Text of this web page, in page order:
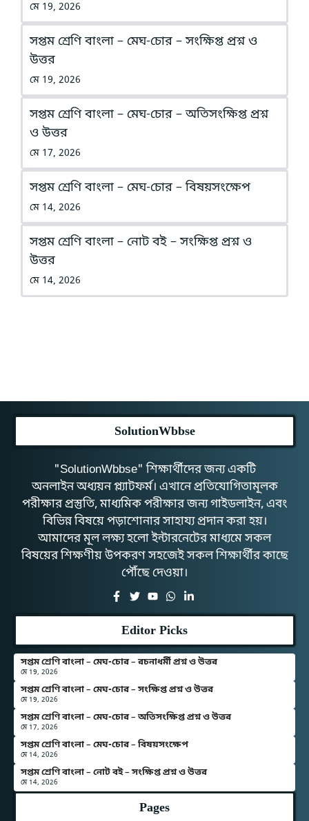
মে 19, 2026
সপ্তম শ্রেণি বাংলা – মেঘ-চোর – সংক্ষিপ্ত প্রশ্ন ও
উত্তর
মে 19, 2026
সপ্তম শ্রেণি বাংলা – মেঘ-চোর – অতিসংক্ষিপ্ত প্রশ্ন
ও উত্তর
মে 17, 2026
সপ্তম শ্রেণি বাংলা – মেঘ-চোর – বিষয়সংক্ষেপ
মে 14, 2026
সপ্তম শ্রেণি বাংলা – নোট বই – সংক্ষিপ্ত প্রশ্ন ও
উত্তর
মে 14, 2026
SolutionWbbse
"SolutionWbbse" শিক্ষার্থীদের জন্য একটি
অনলাইন অধ্যয়ন প্ল্যাটফর্ম। এখানে প্রতিযোগিতামূলক
পরীক্ষার প্রস্তুতি, মাধ্যমিক পরীক্ষার জন্য গাইডলাইন, এবং
বিভিন্ন বিষয়ে পড়াশোনার সাহায্য প্রদান করা হয়।
আমাদের মূল লক্ষ্য হলো ইন্টারনেটের মাধ্যমে সকল
বিষয়ের শিক্ষণীয় উপকরণ সহজেই সকল শিক্ষার্থীর কাছে
পৌঁছে দেওয়া।
Editor Picks
সপ্তম শ্রেণি বাংলা – মেঘ-চোর – রচনাধর্মী প্রশ্ন ও উত্তর
মে 19, 2026
সপ্তম শ্রেণি বাংলা – মেঘ-চোর – সংক্ষিপ্ত প্রশ্ন ও উত্তর
মে 19, 2026
সপ্তম শ্রেণি বাংলা – মেঘ-চোর – অতিসংক্ষিপ্ত প্রশ্ন ও উত্তর
মে 17, 2026
সপ্তম শ্রেণি বাংলা – মেঘ-চোর – বিষয়সংক্ষেপ
মে 14, 2026
সপ্তম শ্রেণি বাংলা – নোট বই – সংক্ষিপ্ত প্রশ্ন ও উত্তর
মে 14, 2026
Pages